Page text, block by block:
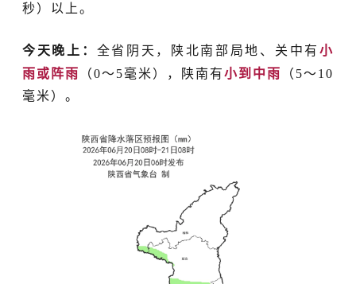
秒）以上。
今天晚上： 全省阴天，陕北南部局地、关中有 小
雨或阵雨
（0～5毫米），陕南有小到中雨 （5～10
毫米）。